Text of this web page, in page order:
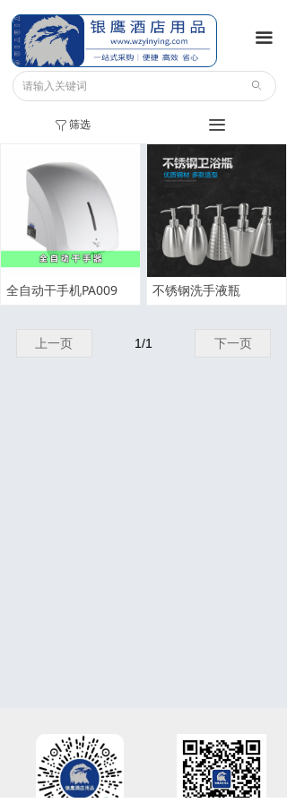
끀
ꄙ
全自动干手机PA009 不锈钢洗手液瓶
上一页 下一页
1/1
끀
ꁒ 筛选